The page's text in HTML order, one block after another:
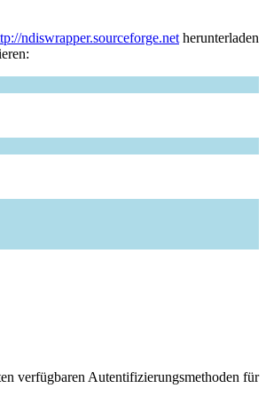
ndiswrapper.sourceforge.net herunterladen
verfügbaren Autentifizierungsmethoden für